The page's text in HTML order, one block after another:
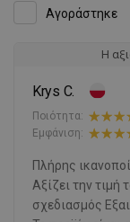
Αγοράστηκε
Η
Krys C.
Ποιότητα:
Εμφάνιση:
Πλήρης
Αξίζει την
σχεδιασμός